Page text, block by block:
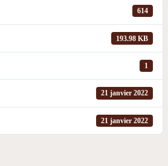
614
193.98 KB
1
21 janvier 2022
21 janvier 2022